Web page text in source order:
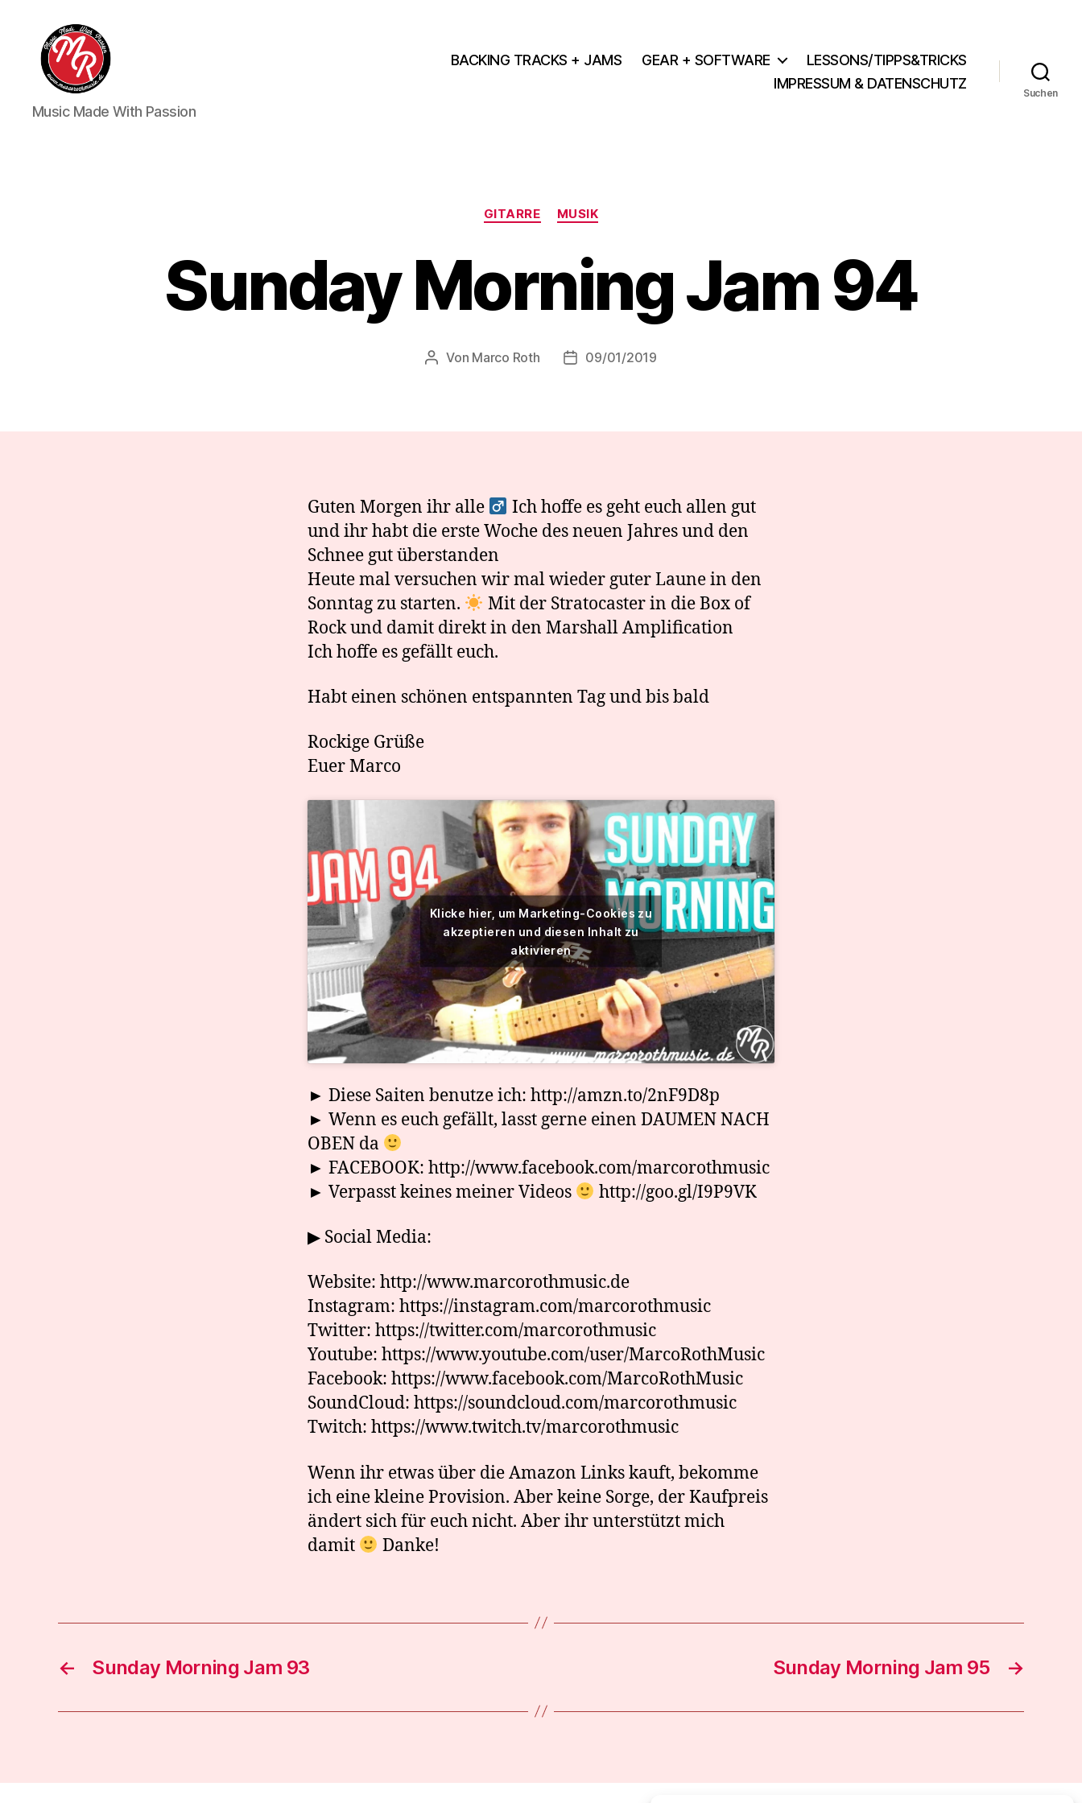
Marco
Roth
Music Made With Passion
BACKING TRACKS + JAMS GEAR + SOFTWARE
LESSONS/TIPPS&TRICKS
IMPRESSUM & DATENSCHUTZ
Suchen
Kategorien
GITARRE MUSIK
Sunday Morning Jam 94
Beitragsautor
Von Marco Roth Veröffentlichungsdatum
09/01/2019
Guten Morgen ihr alle ‍
Ich hoffe es geht euch allen gut
und ihr habt die erste Woche des neuen Jahres und den
Schnee gut überstanden
Heute mal versuchen wir mal wieder guter Laune in den
Sonntag zu starten.
Mit der Stratocaster in die Box of
Rock und damit direkt in den Marshall Amplification
Ich hoffe es gefällt euch.
Habt einen schönen entspannten Tag und bis bald
Rockige Grüße
Euer Marco
Klicke hier, um Marketing-Cookies zu
akzeptieren und diesen Inhalt zu
aktivieren
► Diese Saiten benutze ich: http://amzn.to/2nF9D8p
► Wenn es euch gefällt, lasst gerne einen DAUMEN NACH
OBEN da
► FACEBOOK: http://www.facebook.com/marcorothmusic
► Verpasst keines meiner Videos
http://goo.gl/I9P9VK
▶ Social Media:
Website: http://www.marcorothmusic.de
Instagram: https://instagram.com/marcorothmusic
Twitter: https://twitter.com/marcorothmusic
Youtube: https://www.youtube.com/user/MarcoRothMusic
Facebook: https://www.facebook.com/MarcoRothMusic
SoundCloud: https://soundcloud.com/marcorothmusic
Twitch: https://www.twitch.tv/marcorothmusic
Wenn ihr etwas über die Amazon Links kauft, bekomme
ich eine kleine Provision. Aber keine Sorge, der Kaufpreis
ändert sich für euch nicht. Aber ihr unterstützt mich
damit
Danke!
← Sunday Morning Jam 93 →
Sunday Morning Jam 95